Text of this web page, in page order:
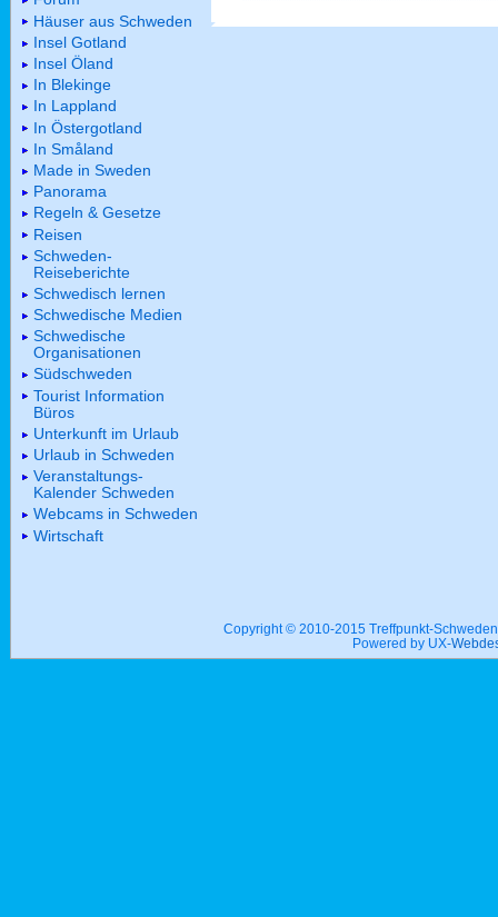
Häuser aus Schweden
Insel Gotland
Insel Öland
In Blekinge
In Lappland
In Östergotland
In Småland
Made in Sweden
Panorama
Regeln & Gesetze
Reisen
Schweden-
Reiseberichte
Schwedisch lernen
Schwedische Medien
Schwedische
Organisationen
Südschweden
Tourist Information
Büros
Unterkunft im Urlaub
Urlaub in Schweden
Veranstaltungs-
Kalender Schweden
Webcams in Schweden
Wirtschaft
Copyright © 2010-2015 Treffpunkt-
Powered by UX-